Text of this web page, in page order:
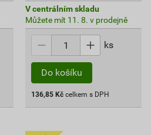
V centrálním skladu
Můžete mít 11. 8. v prodejně
ks
Do košíku
136,85 Kč celkem s DPH